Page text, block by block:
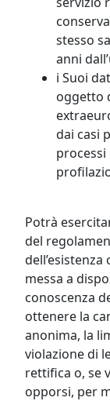
stesso
anni
i Suoi
oggetto
dai casi
Potrà
del
messa a
conoscenza
ottenere la
anonima, la
violazione di
rettifica o, se
opporsi, per